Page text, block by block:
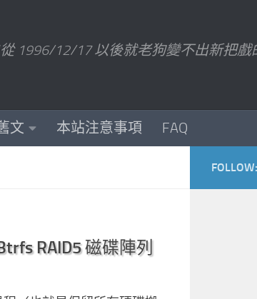
1996/12/17 以後就老狗變不出新把戲
文 本站注意事項 FAQ
RAID5 磁碟陣列
FOLLOW: